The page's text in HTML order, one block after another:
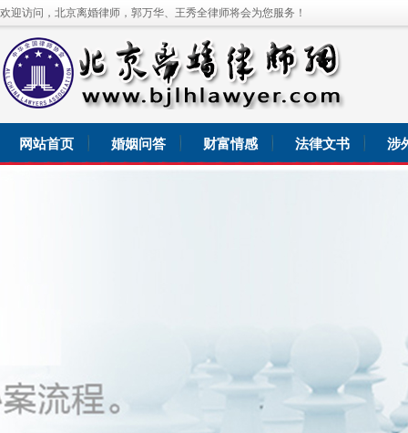
欢迎访问，北京离婚律师，郭万华、王秀全律师将会为您服务！
网站首页 婚姻问答 财富情感 法律文书 涉